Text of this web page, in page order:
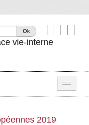
Ok
vie-interne
2019